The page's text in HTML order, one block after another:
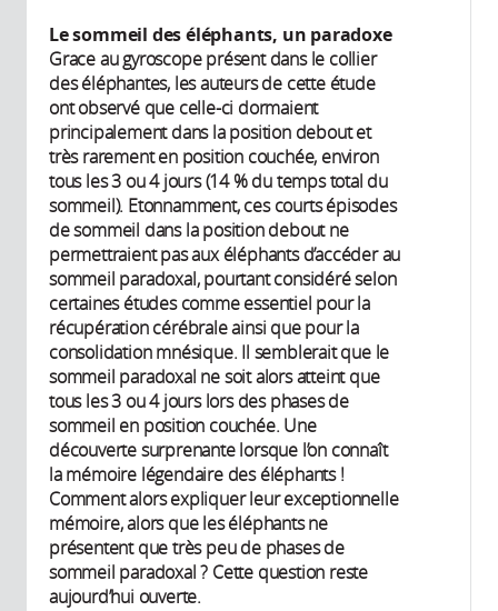
Le sommeil des éléphants, un paradoxe
Grace au gyroscope présent dans le collier
des éléphantes, les auteurs de cette étude
ont observé que celle-ci dormaient
principalement dans la position debout et
très rarement en position couchée, environ
tous les 3 ou 4 jours (14 % du temps total du
sommeil). Etonnamment, ces courts épisodes
de sommeil dans la position debout ne
permettraient pas aux éléphants d’accéder au
sommeil paradoxal, pourtant considéré selon
certaines études comme essentiel pour la
récupération cérébrale ainsi que pour la
consolidation mnésique. Il semblerait que le
sommeil paradoxal ne soit alors atteint que
tous les 3 ou 4 jours lors des phases de
sommeil en position couchée. Une
découverte surprenante lorsque l’on connaît
la mémoire légendaire des éléphants !
Comment alors expliquer leur exceptionnelle
mémoire, alors que les éléphants ne
présentent que très peu de phases de
sommeil paradoxal ? Cette question reste
aujourd’hui ouverte.